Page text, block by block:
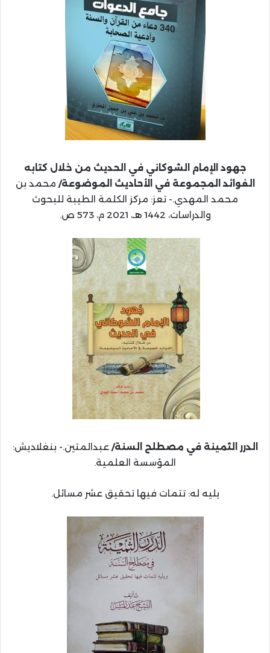
جهود الإمام الشوكاني في الحديث من خلال كتابه
الفوائد المجموعة في الأحاديث الموضوعة/ محمد بن
محمد المهدي.- تعز: مركز الكلمة الطيبة للبحوث
والدراسات، 1442 هـ، 2021 م، 573 ص.
الدرر الثمينة في مصطلح السنة/عبدالمتين.- بنغلاديش:
المؤسسة العلمية.
يليه له: تتمات فيها تحقيق عشر مسائل.